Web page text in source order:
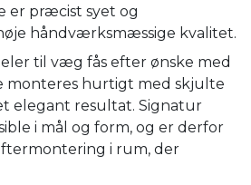
er præcist syet og
håndværksmæssige kvalitet.
til væg fås efter ønske med
monteres hurtigt med skjulte
elegant resultat. Signatur
i mål og form, og er derfor
i rum, der